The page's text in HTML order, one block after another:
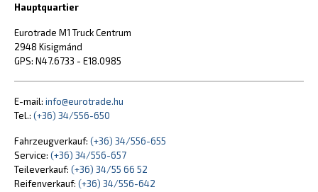
Hauptquartier
Eurotrade M1 Truck Centrum
2948 Kisigmánd
GPS: N47.6733 - E18.0985
E-mail: info@eurotrade.hu
Tel.: (+36) 34/556-650
Fahrzeugverkauf: (+36) 34/556-655
Service: (+36) 34/556-657
Teileverkauf: (+36) 34/55 66 52
Reifenverkauf: (+36) 34/556-642